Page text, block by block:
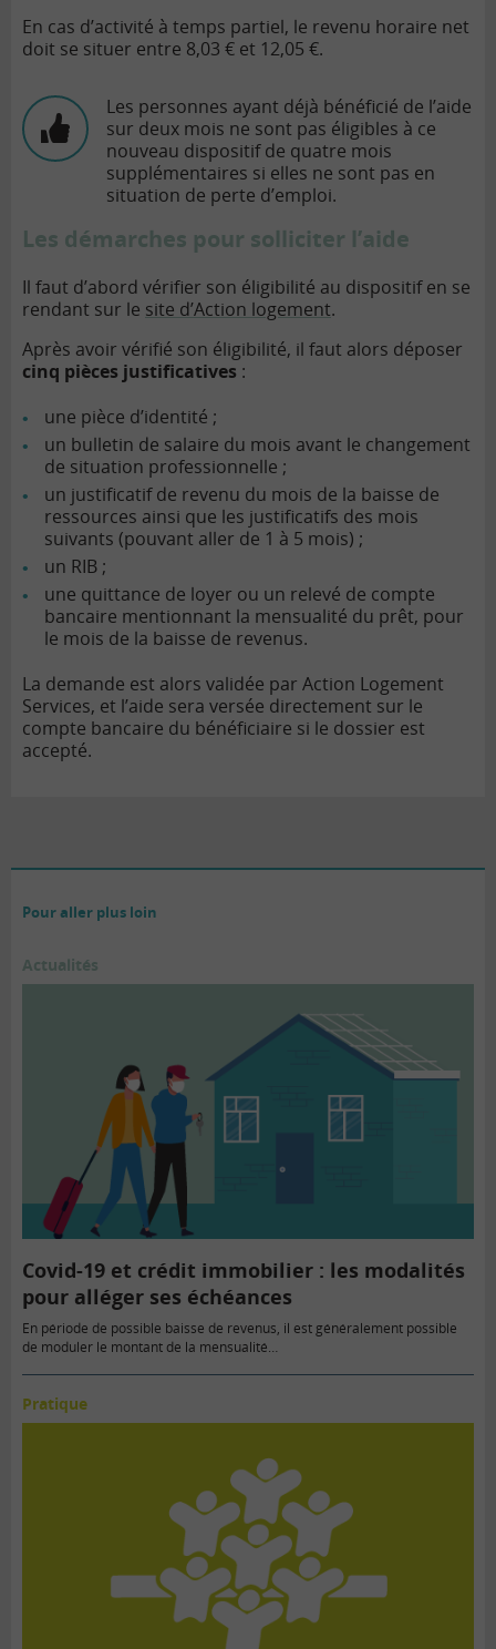
En cas d’activité à temps partiel, le revenu horaire net
doit se situer entre 8,03 € et 12,05 €.
Les personnes ayant déjà bénéficié de l’aide
sur deux mois ne sont pas éligibles à ce
nouveau dispositif de quatre mois
supplémentaires si elles ne sont pas en
situation de perte d’emploi.
Les démarches pour solliciter l’aide
Il faut d’abord vérifier son éligibilité au dispositif en se
rendant sur le site d’Action logement.
Après avoir vérifié son éligibilité, il faut alors déposer
cinq pièces justificatives :
une pièce d’identité ;
un bulletin de salaire du mois avant le changement
de situation professionnelle ;
un justificatif de revenu du mois de la baisse de
ressources ainsi que les justificatifs des mois
suivants (pouvant aller de 1 à 5 mois) ;
un RIB ;
une quittance de loyer ou un relevé de compte
bancaire mentionnant la mensualité du prêt, pour
le mois de la baisse de revenus.
La demande est alors validée par Action Logement
Services, et l’aide sera versée directement sur le
compte bancaire du bénéficiaire si le dossier est
accepté.
Pour aller plus loin
Actualités
Covid-19 et crédit immobilier : les modalités
pour alléger ses échéances
En période de possible baisse de revenus, il est généralement possible
de moduler le montant de la mensualité…
Pratique